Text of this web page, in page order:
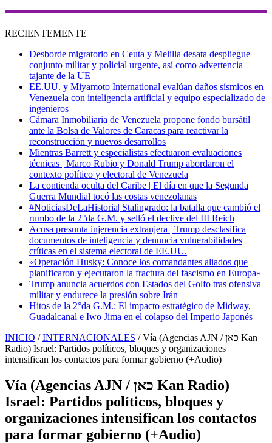
RECIENTEMENTE
Desborde migratorio en Ceuta y Melilla desata despliegue
conjunto militar y policial urgente, así como advertencia
tajante de la UE
EE.UU. y Miyamoto International evalúan daños sísmicos en
Venezuela con inteligencia artificial y equipo especializado de
ingenieros
Cámara Inmobiliaria de Venezuela propone fondo bursátil
ante la Bolsa de Valores de Caracas para reactivar la
reconstrucción y nuevos desarrollos
Mientras Barrett y especialistas efectuaron evaluaciones
técnicas | Marco Rubio y Donald Trump abordaron el
contexto político y electoral de Venezuela
La contienda oculta del Caribe | El día en que la Segunda
Guerra Mundial tocó las costas venezolanas
#NoticiasDeLaHistoria| Stalingrado: la batalla que cambió el
rumbo de la 2°da G.M. y selló el declive del III Reich
Acusa presunta injerencia extranjera | Trump desclasifica
documentos de inteligencia y denuncia vulnerabilidades
críticas en el sistema electoral de EE.UU.
«Operación Husky: Conoce los comandantes aliados que
planificaron y ejecutaron la fractura del fascismo en Europa»
Trump anuncia acuerdos con Estados del Golfo tras ofensiva
militar y endurece la presión sobre Irán
Hitos de la 2°da G.M.: El impacto estratégico de Midway,
Guadalcanal e Iwo Jima en el colapso del Imperio Japonés
INICIO / INTERNACIONALES / Vía (Agencias AJN / כאן Kan
Radio) Israel: Partidos políticos, bloques y organizaciones
intensifican los contactos para formar gobierno (+Audio)
Vía (Agencias AJN / כאן Kan Radio)
Israel: Partidos políticos, bloques y
organizaciones intensifican los contactos
para formar gobierno (+Audio)